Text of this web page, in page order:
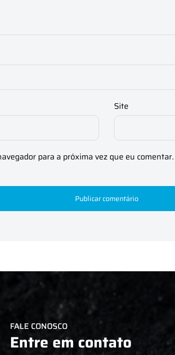
Site
para a próxima vez que eu comentar.
FALE CONOSCO
Entre em contato